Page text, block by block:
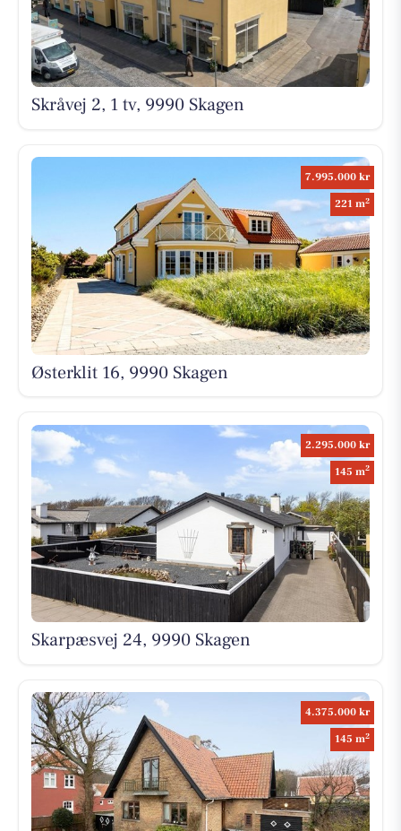
Skråvej 2, 1 tv, 9990 Skagen
7.995.000 kr
221 m2
Østerklit 16, 9990 Skagen
2.295.000 kr
145 m2
Skarpæsvej 24, 9990 Skagen
4.375.000 kr
145 m2